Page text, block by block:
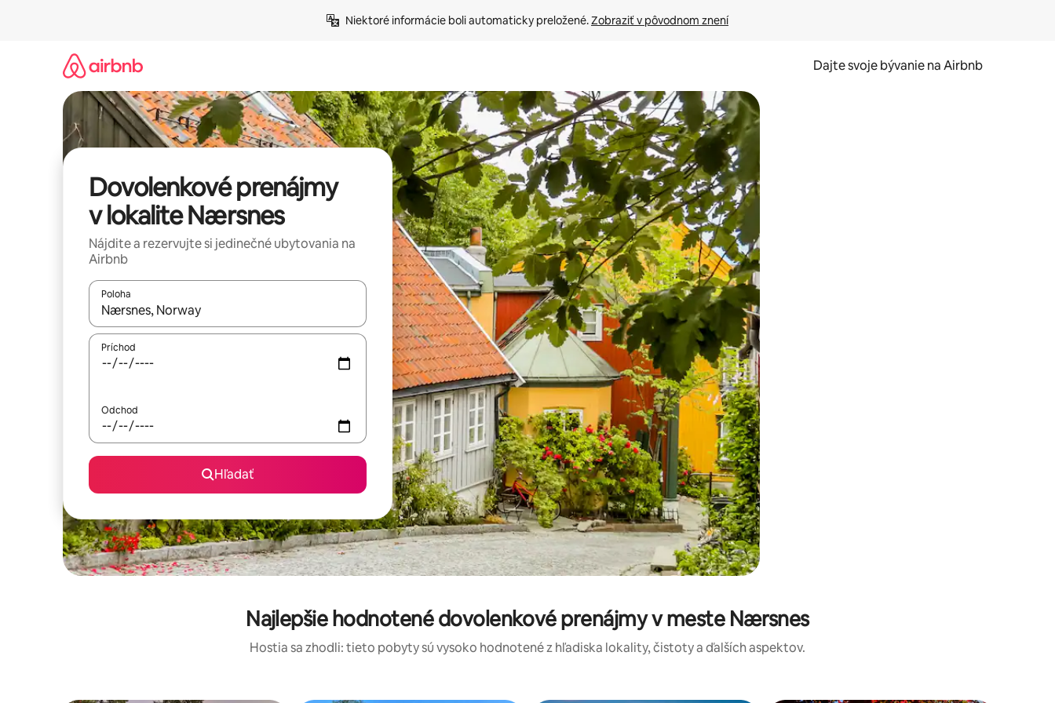
Niektoré informácie boli automaticky preložené. Zobraziť v pôvodnom znení
Dajte svoje bývanie na Airbnb
Dovolenkové prenájmy
v lokalite Nærsnes
Nájdite a rezervujte si jedinečné ubytovania na
Airbnb
Poloha
Keď budú výsledky k dispozícii, môžete si ich prechádzať pomocou klávesov so šípkami nahor a nadol alebo ich preskúmať pomocou dotykových gest či potiahnutia prstom.
Príchod
Odchod
Hľadať
Najlepšie hodnotené dovolenkové prenájmy v meste Nærsnes
Hostia sa zhodli: tieto pobyty sú vysoko hodnotené z hľadiska lokality, čistoty a ďalších aspektov.